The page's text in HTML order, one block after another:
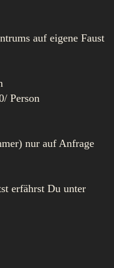
auf eigene Faust
Person
nur auf Anfrage
erfährst Du unter